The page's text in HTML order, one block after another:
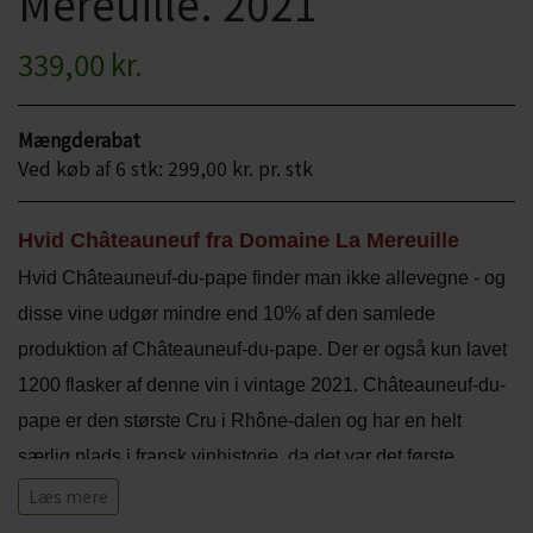
CHARDONNAY
REFOSCO
RIESLING
SCHIOPPETINO
TONICS OG VAND
JUL OG GLØGG
PÅSKE
339,00 kr.
Mængderabat
Ved køb af 6 stk: 299,00 kr. pr. stk
Hvid Châteauneuf fra Domaine La Mereuille
Hvid Châteauneuf-du-pape finder man ikke allevegne - og
disse vine udgør mindre end 10% af den samlede
produktion af Châteauneuf-du-pape. Der er også kun lavet
1200 flasker af denne vin i vintage 2021. Châteauneuf-du-
pape er den største Cru i Rhône-dalen og har en helt
særlig plads i fransk vinhistorie, da det var det første
franske område, der fik en Appellation Controlée status.
Læs mere